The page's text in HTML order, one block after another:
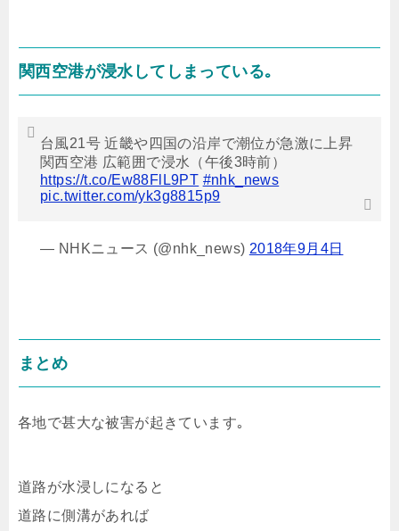
関西空港が浸水してしまっている｡
台風21号 近畿や四国の沿岸で潮位が急激に上昇
関西空港 広範囲で浸水（午後3時前）
https://t.co/Ew88FlL9PT #nhk_news
pic.twitter.com/yk3g8815p9
— NHKニュース (@nhk_news) 2018年9月4日
まとめ
各地で甚大な被害が起きています｡
道路が水浸しになると
道路に側溝があれば